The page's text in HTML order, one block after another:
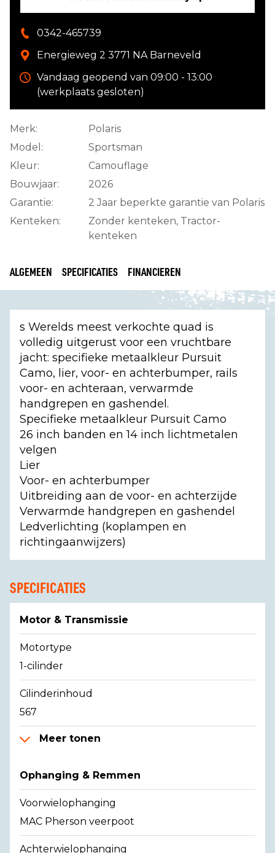
0342-465739
Energieweg 2 3771 NA Barneveld
Vandaag geopend van 09:00 - 13:00
(werkplaats gesloten)
Merk:
Polaris
Model:
Sportsman
Kleur:
Camouflage
Bouwjaar:
2026
Garantie:
2 Jaar beperkte garantie van Polaris
Kenteken:
Zonder kenteken, Tractor-
kenteken
ALGEMEEN SPECIFICATIES FINANCIEREN
s Werelds meest verkochte quad is
volledig uitgerust voor een vruchtbare
jacht: specifieke metaalkleur Pursuit
Camo, lier, voor- en achterbumper, rails
voor- en achteraan, verwarmde
handgrepen en gashendel.
Specifieke metaalkleur Pursuit Camo
26 inch banden en 14 inch lichtmetalen
velgen
Lier
Voor- en achterbumper
Uitbreiding aan de voor- en achterzijde
Verwarmde handgrepen en gashendel
Ledverlichting (koplampen en
richtingaanwijzers)
SPECIFICATIES
Motor & Transmissie
Motortype
1-cilinder
Cilinderinhoud
567
Meer tonen
Ophanging & Remmen
Voorwielophanging
MAC Pherson veerpoot
Achterwielophanging